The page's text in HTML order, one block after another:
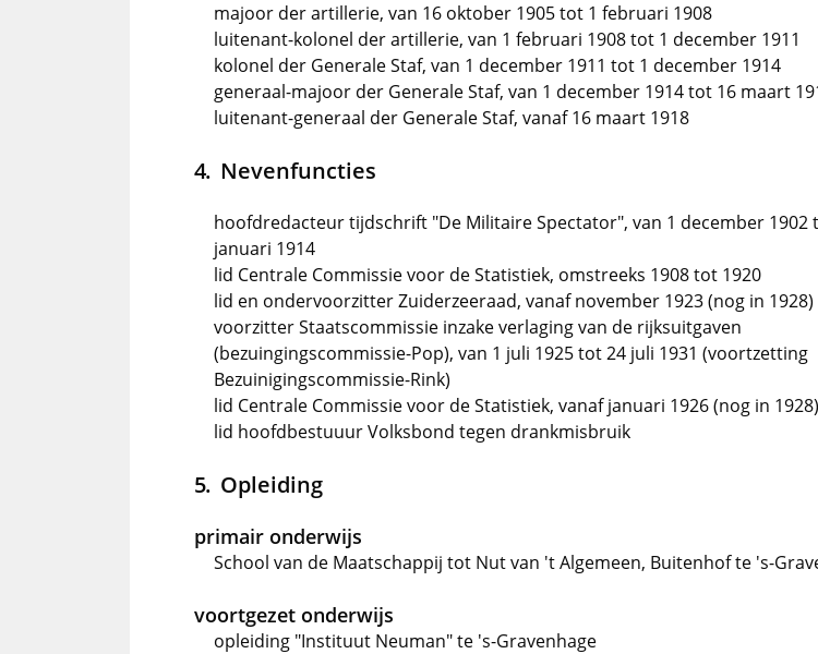
majoor der artillerie, van 16 oktober 1905 tot 1 februari 1908
luitenant-kolonel der artillerie, van 1 februari 1908 tot 1 december 1911
kolonel der Generale Staf, van 1 december 1911 tot 1 december 1914
generaal-majoor der Generale Staf, van 1 december 1914 tot 16 maart
luitenant-generaal der Generale Staf, vanaf 16 maart 1918
Nevenfuncties
hoofdredacteur tijdschrift "De Militaire Spectator", van 1 december 1902
januari 1914
lid Centrale Commissie voor de Statistiek, omstreeks 1908 tot 1920
lid en ondervoorzitter Zuiderzeeraad, vanaf november 1923 (nog in 1928)
voorzitter Staatscommissie inzake verlaging van de rijksuitgaven
(bezuingingscommissie-Pop), van 1 juli 1925 tot 24 juli 1931 (voortzetting
Bezuinigingscommissie-Rink)
lid Centrale Commissie voor de Statistiek, vanaf januari 1926 (nog in 1928)
lid hoofdbestuuur Volksbond tegen drankmisbruik
Opleiding
primair onderwijs
School van de Maatschappij tot Nut van 't Algemeen, Buitenhof te 's-
voortgezet onderwijs
opleiding "Instituut Neuman" te 's-Gravenhage